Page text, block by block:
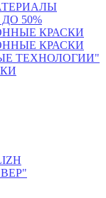
50%
КРАСКИ
КРАСКИ
ТЕХНОЛОГИИ"